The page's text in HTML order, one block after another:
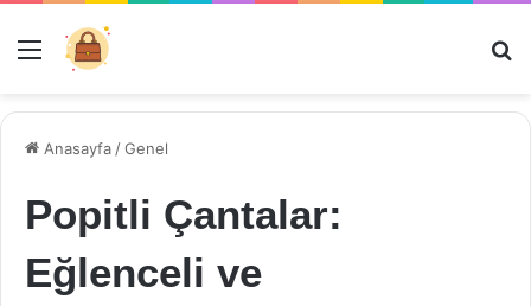
Menü
Anasayfa /Genel
Popitli Çantalar:
Eğlenceli ve